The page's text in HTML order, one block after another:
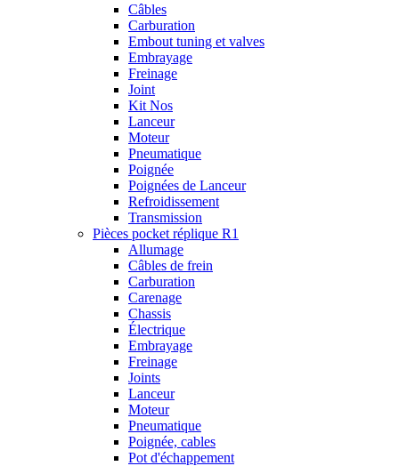
Câbles
Carburation
Embout tuning et valves
Embrayage
Freinage
Joint
Kit Nos
Lanceur
Moteur
Pneumatique
Poignée
Poignées de Lanceur
Refroidissement
Transmission
Pièces pocket réplique R1
Allumage
Câbles de frein
Carburation
Carenage
Chassis
Électrique
Embrayage
Freinage
Joints
Lanceur
Moteur
Pneumatique
Poignée, cables
Pot d'échappement